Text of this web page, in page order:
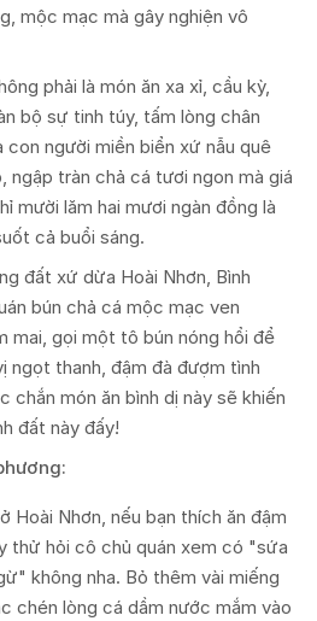
mộc mạc mà gây nghiện vô
phải là món ăn xa xỉ, cầu kỳ,
bộ sự tinh túy, tấm lòng chân
người miền biển xứ nẫu quê
ngập tràn chả cá tươi ngon mà giá
mười lăm hai mươi ngàn đồng là
cả buổi sáng.
đất xứ dừa Hoài Nhơn, Bình
bún chả cá mộc mạc ven
mai, gọi một tô bún nóng hổi để
ngọt thanh, đậm đà đượm tình
chắn món ăn bình dị này sẽ khiến
đất này đấy!
Hoài Nhơn, nếu bạn thích ăn đậm
thử hỏi cô chủ quán xem có "sứa
không nha. Bỏ thêm vài miếng
chén lòng cá dầm nước mắm vào